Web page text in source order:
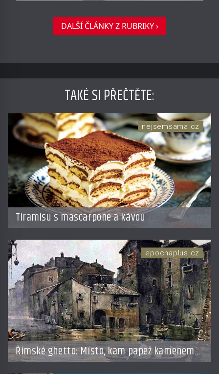
DALŠÍ ČLÁNKY Z RUBRIKY ›
TAKÉ SI PŘEČTĚTE:
Tiramisu s mascarpone a kávou
nejsemsama.cz
Římské ghetto: Místo, kam papež kamenem
dohodil
epochaplus.cz